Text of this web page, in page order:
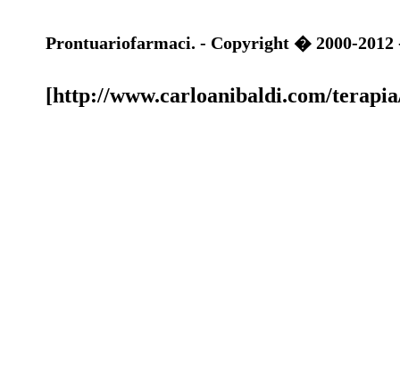
Prontuariofarmaci. - Copyright � 2000-
[http://www.carloanibaldi.com/